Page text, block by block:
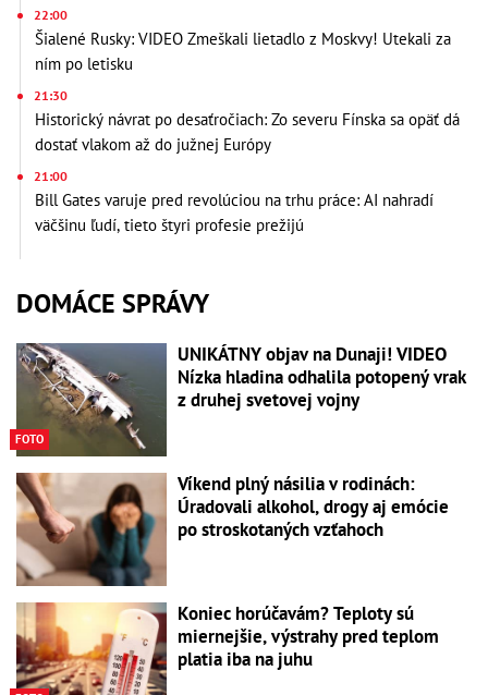
22:00
Šialené Rusky: VIDEO Zmeškali lietadlo z Moskvy! Utekali za
ním po letisku
21:30
Historický návrat po desaťročiach: Zo severu Fínska sa opäť dá
dostať vlakom až do južnej Európy
21:00
Bill Gates varuje pred revolúciou na trhu práce: AI nahradí
väčšinu ľudí, tieto štyri profesie prežijú
DOMÁCE SPRÁVY
FOTO
UNIKÁTNY objav na Dunaji! VIDEO
Nízka hladina odhalila potopený vrak
z druhej svetovej vojny
Víkend plný násilia v rodinách:
Úradovali alkohol, drogy aj emócie
po stroskotaných vzťahoch
Koniec horúčavám? Teploty sú
miernejšie, výstrahy pred teplom
platia iba na juhu